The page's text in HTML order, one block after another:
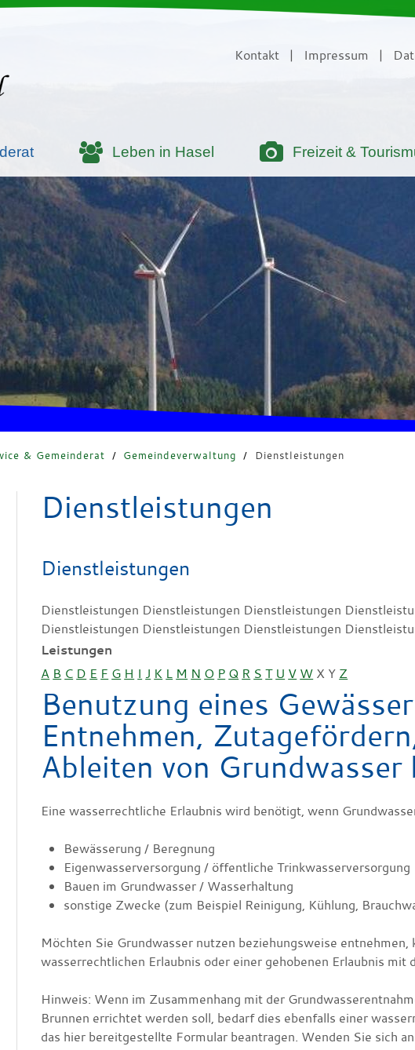
Kontakt | Impressum |
Leben in Hasel Freizeit &
& Gemeinderat / Gemeindeverwaltung / Dienstleistungen
Dienstleistungen
Dienstleistungen
Dienstleistungen Dienstleistungen Dienstleistungen
Dienstleistungen Dienstleistungen Dienstleistungen
Leistungen
A B C D E F G H I J K L M N O P Q R S T U V W X Y Z
Benutzung eines
Entnehmen,
Ableiten von Grundwasser
Eine wasserrechtliche Erlaubnis wird benötigt, wenn
Bewässerung / Beregnung
Eigenwasserversorgung / öffentliche Trinkwasserversorgung
Bauen im Grundwasser / Wasserhaltung
sonstige Zwecke (zum Beispiel Reinigung, Kühlung,
Möchten Sie Grundwasser nutzen beziehungsweise
wasserrechtlichen Erlaubnis oder einer gehobenen Erlaubnis
Hinweis: Wenn im Zusammenhang mit der
Brunnen errichtet werden soll, bedarf dies ebenfalls einer
das hier bereitgestellte Formular beantragen. Wenden Sie sich